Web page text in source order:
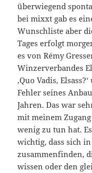
überwiegend
bei mixxt gab es
Wunschliste aber
Tages erfolgt
es von Rémy
Winzerverbandes
,Quo Vadis,
Fehler seines
Jahren. Das war
mit meinem
wenig zu tun hat.
wichtig, dass sich
zusammenfinden,
wissen oder den